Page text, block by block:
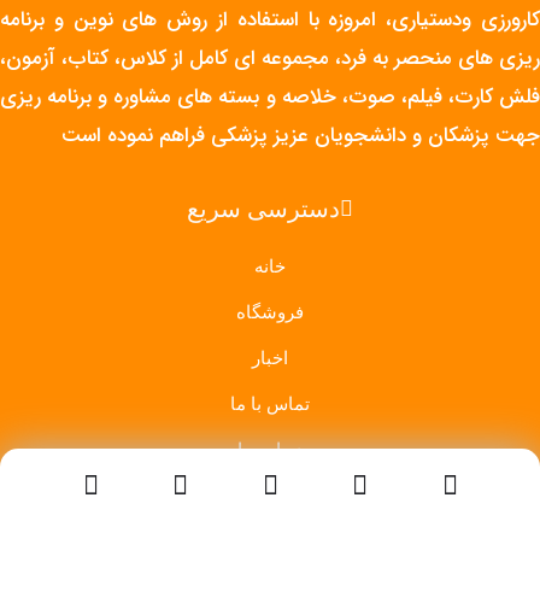
کارورزی ودستیاری، امروزه با استفاده از روش های نوین و برنامه
ریزی های منحصر به فرد، مجموعه ای کامل از کلاس، کتاب، آزمون،
فلش کارت، فیلم، صوت، خلاصه و بسته های مشاوره و برنامه ریزی
جهت پزشکان و دانشجویان عزیز پزشکی فراهم نموده است
دسترسی سریع
خانه
فروشگاه
اخبار
تماس با ما
درباره ما
قوانین سایت